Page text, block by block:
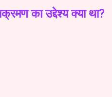
का उद्देश्य क्या था?